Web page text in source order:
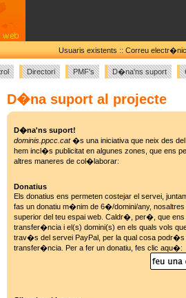
Usuaris existents :: Correu electr�nic
Directori PMF's D�na'ns suport
D�na suport al projecte
D�na'ns suport!
dominis.ppcc.cat�s una iniciativa que neix des
hem incl�s publicitat en algunes zones, que ens
altres maneres de col�laborar:
Donatius
Els donatius ens permeten costejar el servei,
fas un donatiu m�nim de 6�/domini/any,
superior del teu espai web. Caldr�, per�, que
transfer�ncia i el(s) domini(s) en els quals vols
trav�s del servei PayPal, per la qual cosa
transfer�ncia. Per a fer un donatiu, fes clic aqu�: